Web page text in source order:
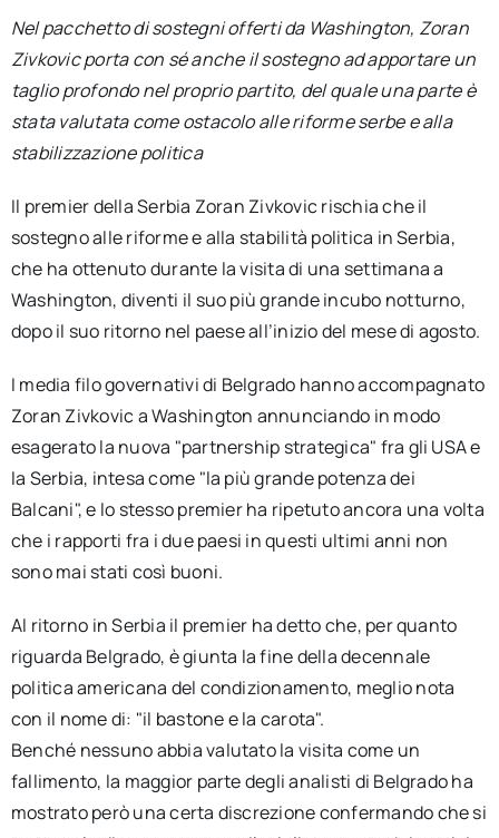
Newsletter
Ita
Nel pacchetto di sostegni offerti da Washington, Zoran
Zivkovic porta con sé anche il sostegno ad apportare un
taglio profondo nel proprio partito, del quale una parte è
stata valutata come ostacolo alle riforme serbe e alla
stabilizzazione politica
Il premier della Serbia Zoran Zivkovic rischia che il
sostegno alle riforme e alla stabilità politica in Serbia,
che ha ottenuto durante la visita di una settimana a
Washington, diventi il suo più grande incubo notturno,
dopo il suo ritorno nel paese all’inizio del mese di agosto.
I media filo governativi di Belgrado hanno accompagnato
Zoran Zivkovic a Washington annunciando in modo
esagerato la nuova "partnership strategica" fra gli USA e
la Serbia, intesa come "la più grande potenza dei
Balcani", e lo stesso premier ha ripetuto ancora una volta
che i rapporti fra i due paesi in questi ultimi anni non
sono mai stati così buoni.
Al ritorno in Serbia il premier ha detto che, per quanto
riguarda Belgrado, è giunta la fine della decennale
politica americana del condizionamento, meglio nota
con il nome di: "il bastone e la carota".
Benché nessuno abbia valutato la visita come un
fallimento, la maggior parte degli analisti di Belgrado ha
mostrato però una certa discrezione confermando che si